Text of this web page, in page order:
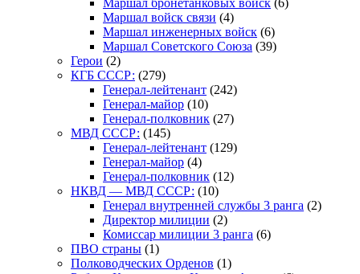
Маршал войск связи (4)
Маршал инженерных войск (6)
Маршал Советского Союза (39)
Герои (2)
КГБ СССР: (279)
Генерал-лейтенант (242)
Генерал-майор (10)
Генерал-полковник (27)
МВД СССР: (145)
Генерал-лейтенант (129)
Генерал-майор (4)
Генерал-полковник (12)
НКВД — МВД СССР: (10)
Генерал внутренней службы 3 ранга (2)
Директор милиции (2)
Комиссар милиции 3 ранга (6)
ПВО страны (1)
Полководческих Орденов (1)